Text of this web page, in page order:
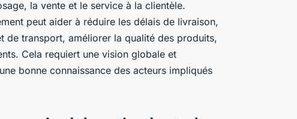
la vente et le service à la clientèle.
peut aider à réduire les délais de livraison,
de transport, améliorer la qualité des produits,
Cela requiert une vision globale et
bonne connaissance des acteurs impliqués